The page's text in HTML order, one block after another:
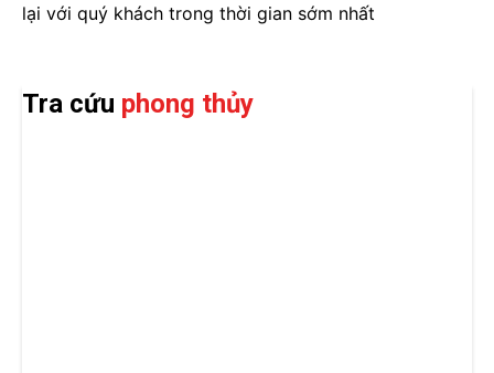
lại với quý khách trong thời gian sớm nhất
Tra cứu phong thủy